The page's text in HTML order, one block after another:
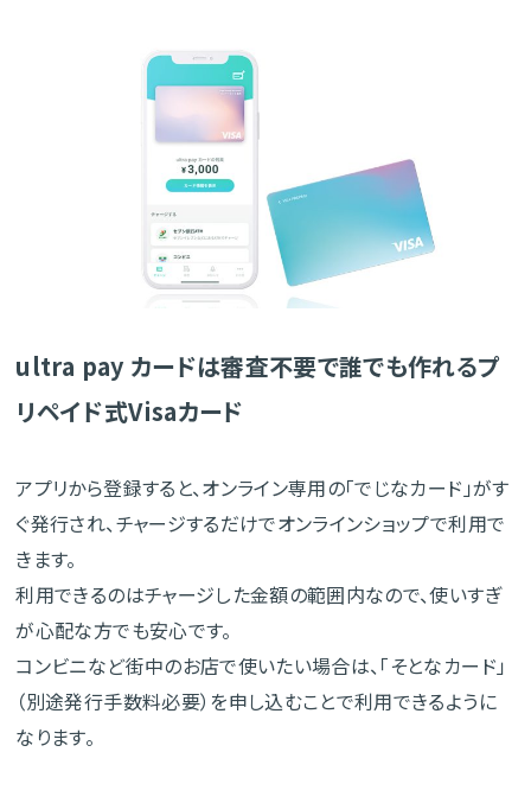
ultra pay カードは審査不要で誰でも作れるプ
リペイド式Visaカード
アプリから登録すると、オンライン専用の「でじなカード」がす
ぐ発行され、チャージするだけでオンラインショップで利用で
きます。
利用できるのはチャージした金額の範囲内なので、使いすぎ
が心配な方でも安心です。
コンビニなど街中のお店で使いたい場合は、「そとなカード」
（別途発行手数料必要）を申し込むことで利用できるように
なります。